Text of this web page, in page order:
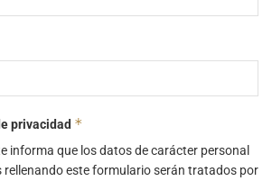
privacidad *
informa que los datos de carácter personal
rellenando este formulario serán tratados por